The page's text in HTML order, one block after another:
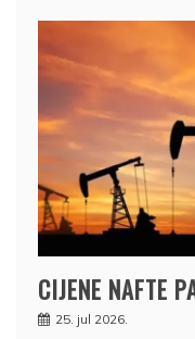
CIJENE NAFTE
25. jul 2026.